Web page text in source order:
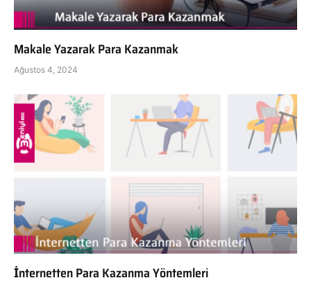
Makale Yazarak Para Kazanmak
Ağustos 4, 2024
İnternetten Para Kazanma Yöntemleri